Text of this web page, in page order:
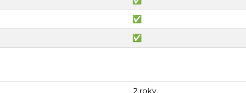
✅
✅
2 roky